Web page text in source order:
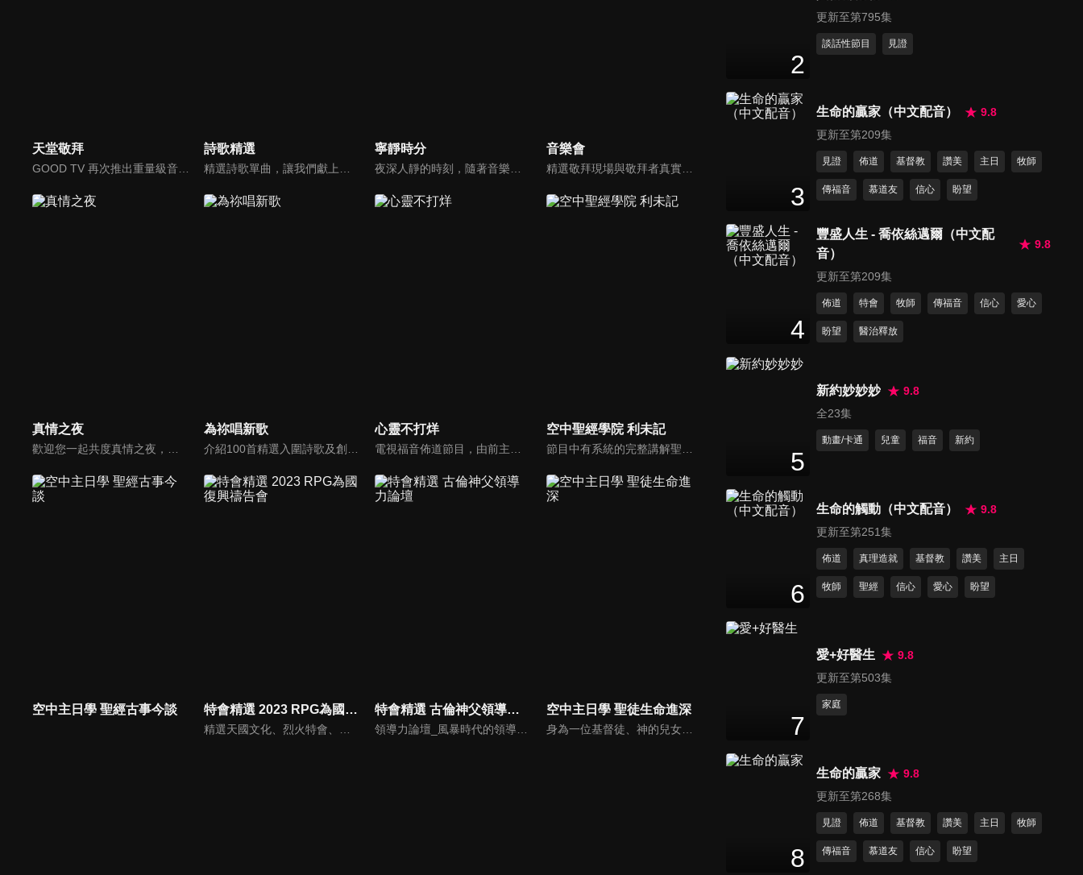
天堂敬拜 詩歌精選 寧靜時分 音樂會
精選敬拜現場與敬拜者真實的分享，讓我們一起向神獻上最美的祭。
真情之夜 為祢唱新歌 心靈不打烊 空中聖經學院 利未記
空中主日學 聖經古事今談 特會精選 2023 RPG為國復興禱告會
精選天國文化、烈火特會、超自然大能與使徒性教會等特會，幫助我們更加明白神的心意，好讓我們的生命能走在神的道路上進入命定。
特會精選 古倫神父領導力論壇
領導力論壇_風暴時代的領導與工作，由天主教Anselm Grun古倫神父主講，會中提到領導力的原則：首在勿評斷自己，先接納自我，先處理負面情緒，在工作上落實祈禱，在態度上能充分信任下屬，亦在改善個人性工作耗竭的四個面向上得以精進： 一、從負面得到的力量 二、處在別人期待中 三、維持表面功夫 四、忽略身心疲憊 五、外在的期望 在做好領導工作前要先認識自己，好的領導者會先接納自己，察覺內在的情緒，透過察覺內在轉化為正面力量。
空中主日學 聖徒生命進深
身為一位基督徒、神的兒女，不能只是在知識上認識這位父神，我們應該要全面認識祂，當我們越多認識祂的屬性，並且經歷祂的恩典，我們就對祂的信心就越加增，以至於在每天的生活中都能享受祂奇妙、豐盛的一切！
第69集 我主是我牧者、生死兩
14分鐘
我心安息天父慈愛裡
14
穌、聖哉聖哉聖哉
Raise Me Up、因祂活著
第73集 耶穌愛我我知道、歸
典、主導文
成的事、你們要讚美耶和華
12
第76集 如鹿初慕溪水、主耶和
第77集 我找真愛、堅信、奇異
恩典
15分鐘
第79集 祢真偉大、有福的證
13分鐘
2
更新至第795集
談話性節目 見證
3
生命的贏家（中文配音）
9.8
更新至第209集
見證 佈道 基督教 讚美 主日 牧師
傳福音 慕道友 信心 盼望
4
豐盛人生 - 喬依絲邁爾（中文配
音）
9.8
更新至第209集
佈道 特會 牧師 傳福音 信心 愛心
盼望 醫治釋放
5
新約妙妙妙
9.8
全23集
動畫/卡通 兒童 福音 新約
6
生命的觸動（中文配音）
9.8
更新至第251集
佈道 真理造就 基督教 讚美 主日
牧師 聖經 信心 愛心 盼望
7
愛+好醫生
9.8
更新至第503集
家庭
8
生命的贏家
9.8
更新至第268集
見證 佈道 基督教 讚美 主日 牧師
傳福音 慕道友 信心 盼望